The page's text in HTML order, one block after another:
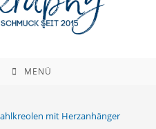
MENÜ
mit Herzanhänger